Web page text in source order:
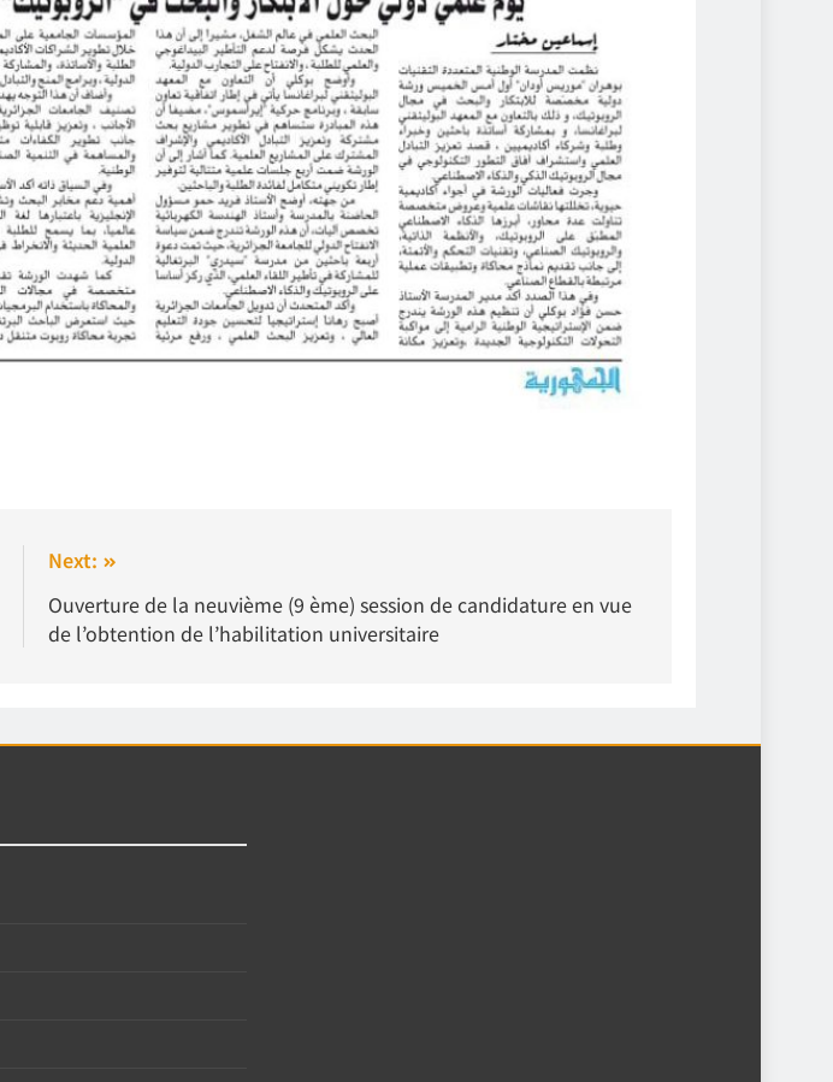
Next:
Ouverture de la neuvième (9 ème) session de candidature en vue
de l’obtention de l’habilitation universitaire